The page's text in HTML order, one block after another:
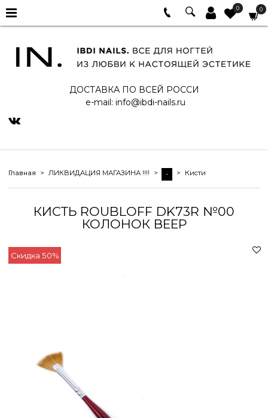
0 0
ДОСТАВКА ПО ВСЕЙ РОССИ
e-mail: info@ibdi-nails.ru
Главная ЛИКВИДАЦИЯ МАГАЗИНА !!!! - Кисти
КИСТЬ ROUBLOFF DK73R №00
КОЛОНОК ВЕЕР
Скидка 50%